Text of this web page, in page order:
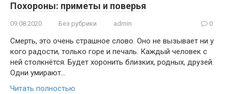
Похороны: приметы и поверья
09.08.2020 Без рубрики admin 0
Смерть, это очень страшное слово. Оно не вызывает ни у
кого радости, только горе и печаль. Каждый человек с
ней столкнётся. Будет хоронить близких, родных, друзей.
Одни умирают…
Читать полностью